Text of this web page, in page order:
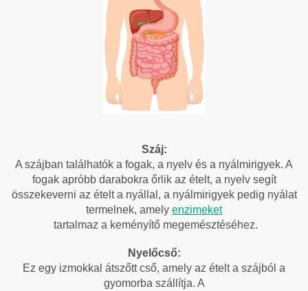
Száj:
A szájban találhatók a fogak, a nyelv és a nyálmirigyek. A
fogak apróbb darabokra őrlik az ételt, a nyelv segít
összekeverni az ételt a nyállal, a nyálmirigyek pedig nyálat
termelnek, amely enzimeket
tartalmaz a keményítő megemésztéséhez.
Nyelőcső:
Ez egy izmokkal átszőtt cső, amely az ételt a szájból a
gyomorba szállítja. A